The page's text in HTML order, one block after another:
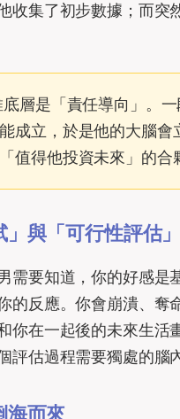
收集了初步數據；而
層是「責任導向」。
成立，於是他的大腦會
值得他投資未來」的合
與「可行性評估」
需要知道，你的好感
的反應。你會崩潰、
你在一起後的未來生
估過程需要獨處的腦
海而來